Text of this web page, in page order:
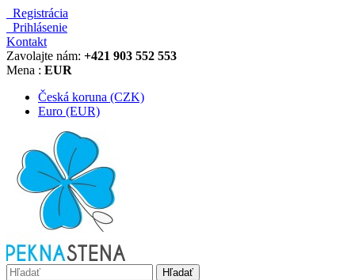
Registrácia
Prihlásenie
Kontakt
Zavolajte nám: +421 903 552 553
Mena : EUR
Česká koruna (CZK)
Euro (EUR)
Hľadať